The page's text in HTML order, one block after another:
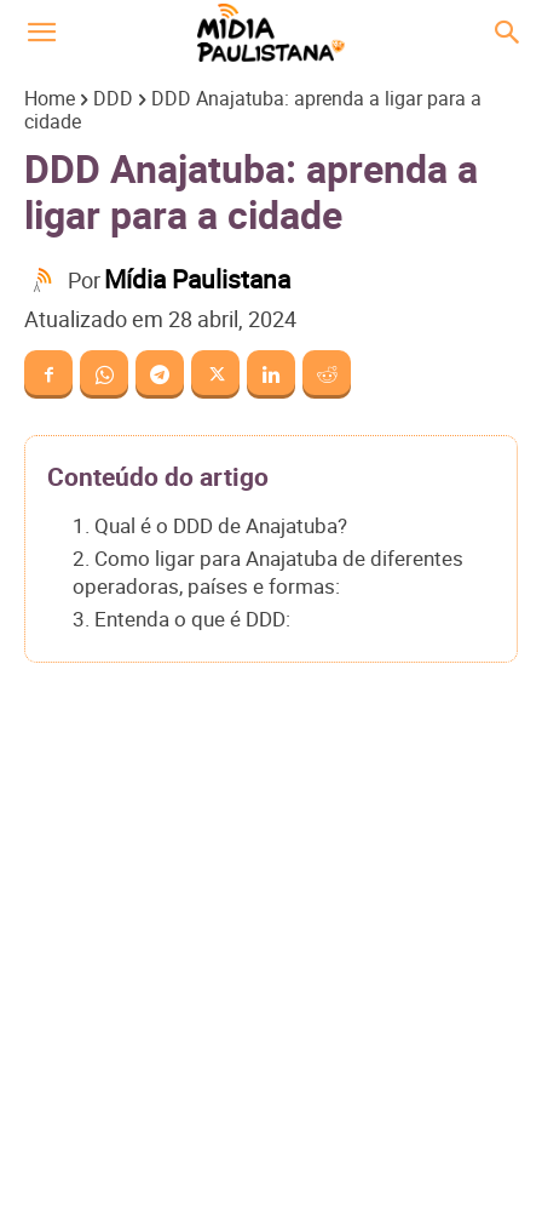
Home DDD
DDD Anajatuba: aprenda a ligar para a
cidade
DDD Anajatuba: aprenda a
ligar para a cidade
PorMídia Paulistana
Atualizado em 28 abril, 2024
Conteúdo do artigo
1. Qual é o DDD de Anajatuba?
2. Como ligar para Anajatuba de diferentes
operadoras, países e formas:
3. Entenda o que é DDD: